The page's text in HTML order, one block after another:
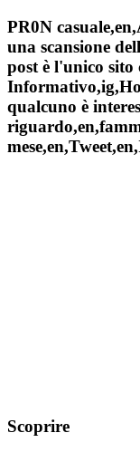
PR0N
una scansione
post è l'unico sito
qualcuno è
Scoprire